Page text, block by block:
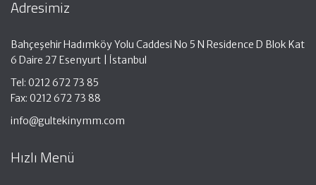
Adresimiz
Bahçeşehir Hadımköy Yolu Caddesi No 5 N Residence D Blok Kat
6 Daire 27 Esenyurt | İstanbul
Tel: 0212 672 73 85
Fax: 0212 672 73 88
info@gultekinymm.com
Hızlı Menü